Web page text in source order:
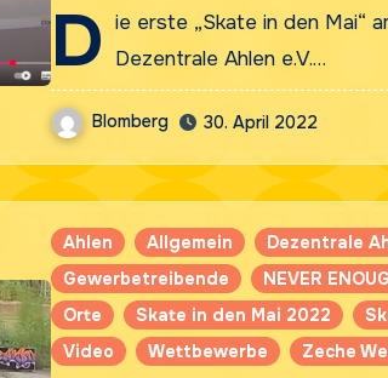
D ie erste „Skate in den Mai“
Dezentrale Ahlen e.V.…
Blomberg 30. April 2022
Ahlen Allgemein Dezentrale
Gewerbetreibende
NEVER
Orte
Skate in den Mai 2022
Video
Wettbewerbe Zeche